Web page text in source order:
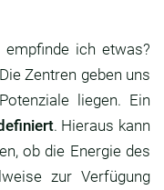
ich etwas?
Zentren geben uns
liegen. Ein
. Hieraus kann
ob die Energie des
zur Verfügung